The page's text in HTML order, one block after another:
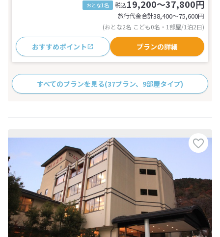
おとな1名 税込19,200～37,800円
旅行代金合計38,400〜75,600円
(おとな2名 こども0名・1部屋/1泊2日)
おすすめポイント プランの詳細
すべてのプランを見る(37プラン、9部屋タイプ)